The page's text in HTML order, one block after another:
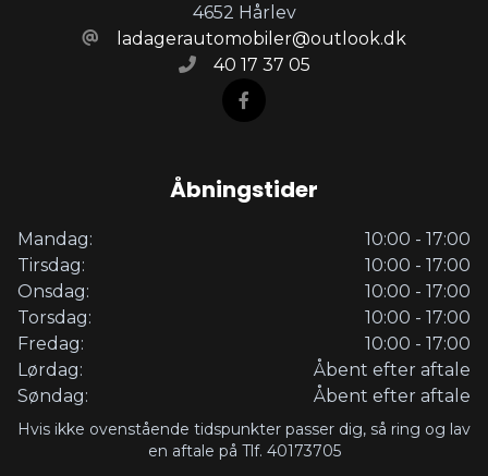
4652 Hårlev
ladagerautomobiler@outlook.dk
40 17 37 05
Åbningstider
Mandag:
10:00 - 17:00
Tirsdag:
10:00 - 17:00
Onsdag:
10:00 - 17:00
Torsdag:
10:00 - 17:00
Fredag:
10:00 - 17:00
Lørdag:
Åbent efter aftale
Søndag:
Åbent efter aftale
Hvis ikke ovenstående tidspunkter passer dig, så ring og lav
en aftale på Tlf. 40173705